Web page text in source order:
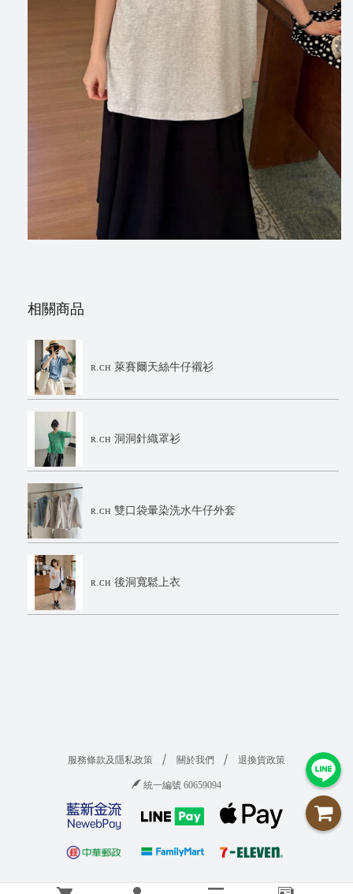
相關商品
ʀ.ᴄʜ 萊賽爾天絲牛仔襯衫
ʀ.ᴄʜ 洞洞針織罩衫
ʀ.ᴄʜ 雙口袋暈染洗水牛仔外套
ʀ.ᴄʜ 後洞寬鬆上衣
服務條款及隱私政策 關於我們 退換貨政策
統一編號 60659094